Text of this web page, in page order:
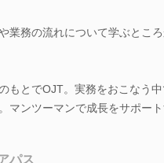
業務の流れについて学ぶところ
もとでOJT。実務をおこなう
マンツーマンで成長をサポー
パス